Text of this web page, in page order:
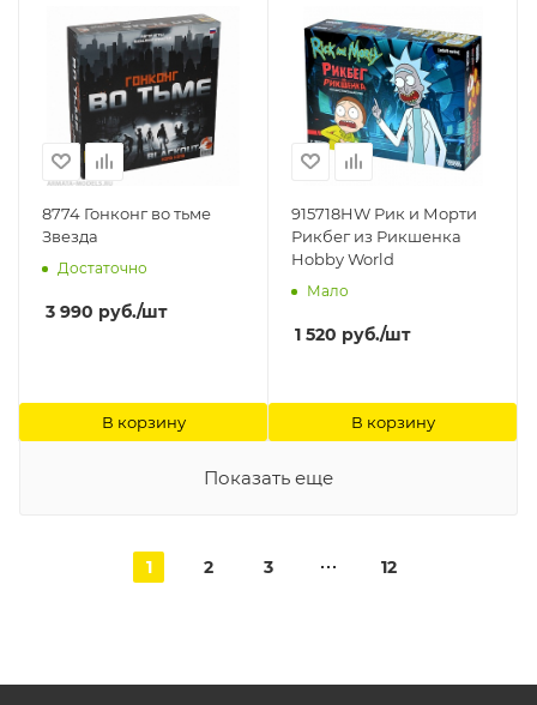
8774 Гонконг во тьме
Звезда
Достаточно
3 990 руб./шт
В корзину
915718HW Рик и Морти
Рикбег из Рикшенка
Hobby World
Мало
1 520 руб./шт
В корзину
Показать еще
1 2 3 12